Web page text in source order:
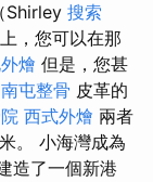
Shirley 搜索
，您可以在那
燴 但是，您甚
南屯整骨 皮革的
西式外燴 兩者
。 小海灣成為
造了一個新港